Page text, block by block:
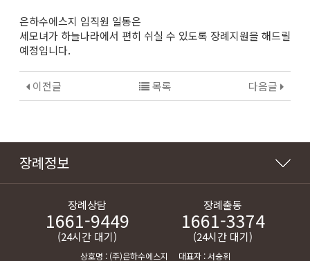
은하수에스지 임직원 일동은
세모녀가 하늘나라에서 편히 쉬실 수 있도록 장례지원을 해드릴
예정입니다.
이전글 다음글
목록
장례정보
장례상담
1661-9449
(24시간 대기)
장례출동
1661-3374
(24시간 대기)
상호명 : (주)은하수에스지 대표자 : 서숭휘